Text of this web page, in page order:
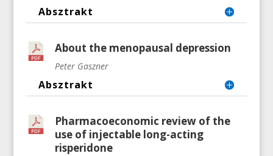
Absztrakt
About the menopausal depression
Peter Gaszner
Absztrakt
Pharmacoeconomic review of the
use of injectable long-acting
risperidone